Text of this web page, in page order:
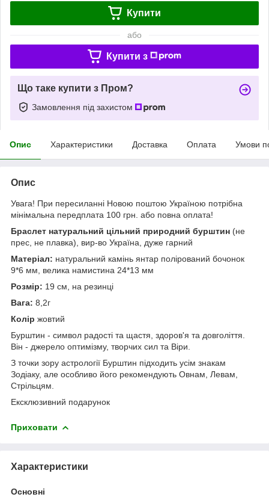
Купити
або
Купити з
Що таке купити з Пром?
Замовлення під захистом
Опис Характеристики Доставка Оплата Умови
Опис
Увага! При пересиланні Новою поштою Україною потрібна
мінімальна передплата 100 грн. або повна оплата!
Браслет натуральний цільний природний бурштин (не
прес, не плавка), вир-во Україна, дуже гарний
Матеріал: натуральний камінь янтар полірований бочонок
9*6 мм, велика намистина 24*13 мм
Розмір: 19 см, на резинці
Вага: 8,2г
Колір жовтий
Бурштин - символ радості та щастя, здоров'я та довголіття.
Він - джерело оптимізму, творчих сил та Віри.
З точки зору астрології Бурштин підходить усім знакам
Зодіаку, але особливо його рекомендують Овнам, Левам,
Стрільцям.
Ексклюзивний подарунок
Приховати
Характеристики
Основні